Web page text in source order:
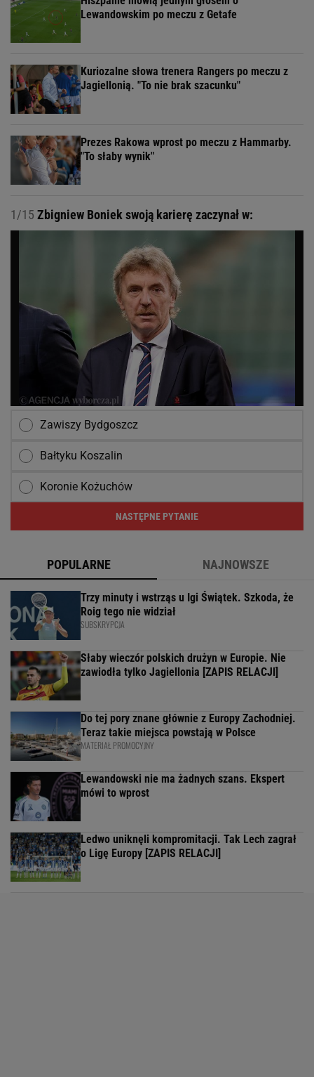
Lewandowskim po meczu z Getafe
Kuriozalne słowa trenera Rangers po meczu z
Jagiellonią. "To nie brak szacunku"
Prezes Rakowa wprost po meczu z Hammarby.
"To słaby wynik"
1/15 Zbigniew Boniek swoją karierę zaczynał w:
Zawiszy Bydgoszcz
Bałtyku Koszalin
Koronie Kożuchów
NASTĘPNE PYTANIE
POPULARNE NAJNOWSZE
Trzy minuty i wstrząs u Igi Świątek. Szkoda, że
Roig tego nie widział
SUBSKRYPCJA
Słaby wieczór polskich drużyn w Europie. Nie
zawiodła tylko Jagiellonia [ZAPIS RELACJI]
Do tej pory znane głównie z Europy Zachodniej.
Teraz takie miejsca powstają w Polsce
MATERIAŁ PROMOCYJNY
Lewandowski nie ma żadnych szans. Ekspert
mówi to wprost
Ledwo uniknęli kompromitacji. Tak Lech zagrał
o Ligę Europy [ZAPIS RELACJI]